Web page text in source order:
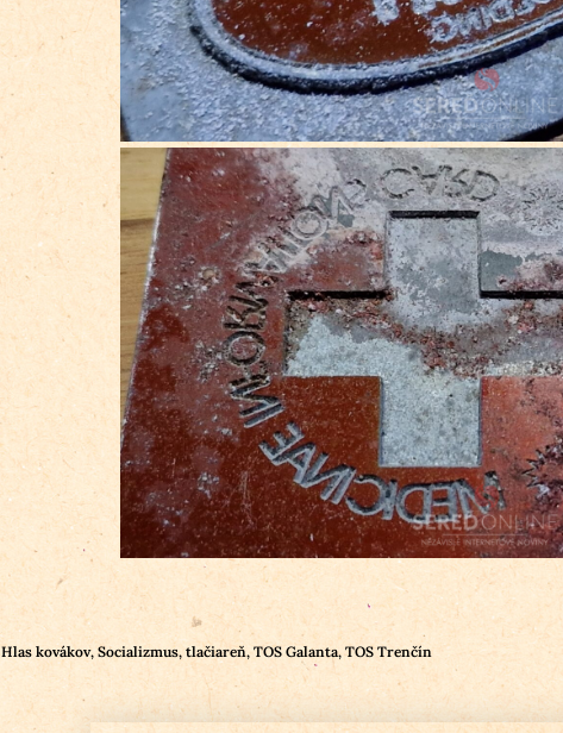
Hlas kovákov, Socializmus, tlačiareň, TOS Galanta,TOS Trenčín